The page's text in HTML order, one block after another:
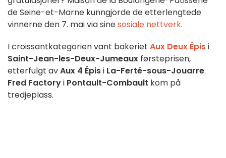
de Seine-et-Marne kunngjorde de etterlengtede
vinnerne den 7. mai via sinesosiale nettverk.
I croissantkategorien vant bakeriet Aux Deux Épisi
Saint-Jean-les-Deux-Jumeaux førsteprisen,
etterfulgt avAux 4 Épisi La-Ferté-sous-Jouarre.
Fred Factoryi Pontault-Combault kom på
tredjeplass.